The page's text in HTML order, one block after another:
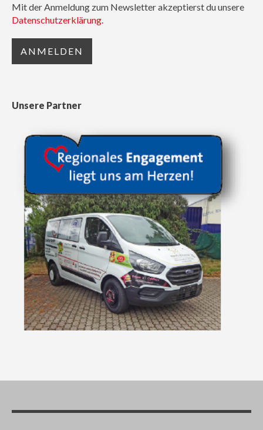
Mit der Anmeldung zum Newsletter akzeptierst du unsere
Datenschutzerklärung.
Unsere Partner